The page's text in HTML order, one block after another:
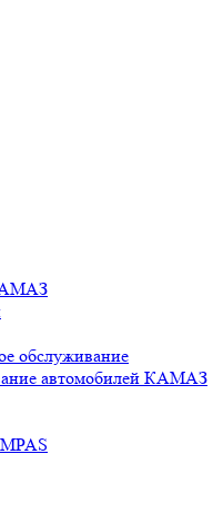
обслуживание
автомобилей КАМАЗ